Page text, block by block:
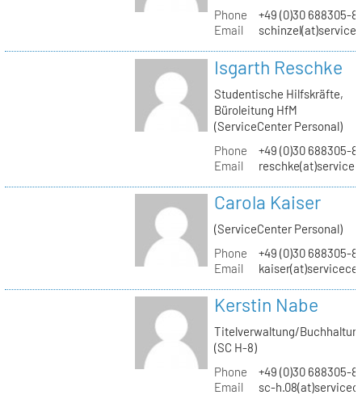
Phone
+49 (0)30 688305-
Email
Isgarth Reschke
Studentische Hilfskräfte,
Büroleitung HfM
(ServiceCenter Personal)
Phone
+49 (0)30 688305-
Email
Carola Kaiser
(ServiceCenter Personal)
Phone
+49 (0)30 688305-
Email
Kerstin Nabe
Titelverwaltung/
(SC H-8)
Phone
+49 (0)30 688305-
Email
sc-